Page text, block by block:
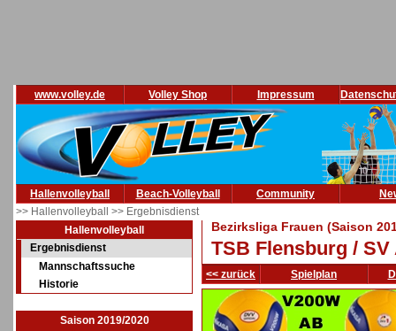
www.volley.de Volley Shop Impressum
Hallenvolleyball Beach-Volleyball Community
>> Hallenvolleyball >> Ergebnisdienst
Hallenvolleyball
Ergebnisdienst
Mannschaftssuche
Historie
Saison 2019/2020
Bezirksliga Frauen (Saison
TSB Flensburg / SV
<< zurück Spielplan